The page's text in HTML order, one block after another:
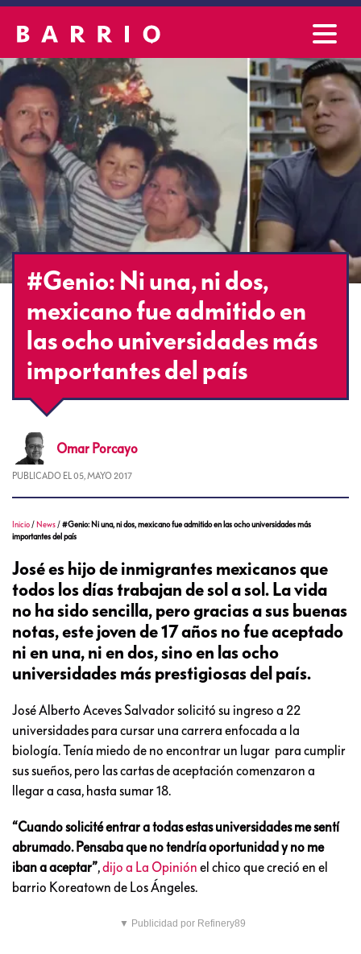
#Genio: Ni una, ni dos,
mexicano fue admitido en
las ocho universidades más
importantes del país
Omar Porcayo
PUBLICADO EL 05, MAYO 2017
Inicio / News /#Genio: Ni una, ni dos, mexicano fue admitido en las ocho universidades más
importantes del país
José es hijo de inmigrantes mexicanos que
todos los días trabajan de sol a sol. La vida
no ha sido sencilla, pero gracias a sus buenas
notas, este joven de 17 años no fue aceptado
ni en una, ni en dos, sino en las ocho
universidades más prestigiosas del país.
José Alberto Aceves Salvador solicitó su ingreso a 22
universidades para cursar una carrera enfocada a la
biología. Tenía miedo de no encontrar un lugar para cumplir
sus sueños, pero las cartas de aceptación comenzaron a
llegar a casa, hasta sumar 18.
“Cuando solicité entrar a todas estas universidades me sentí
abrumado. Pensaba que no tendría oportunidad y no me
iban a aceptar”,dijo a La Opinión el chico que creció en el
barrio Koreatown de Los Ángeles.
▼ Publicidad por Refinery89